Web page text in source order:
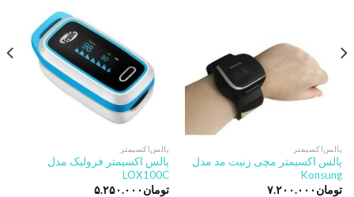
پالس‌اکسیمتر
پالس اکسیمتر مچی زنیت مد مدل
Konsung
تومان ۷.۲۰۰.۰۰۰
wishlist
پالس‌اکسیمتر
پالس اکسیمتر فرولیک مدل
LOX100C
تومان ۵.۲۵۰.۰۰۰